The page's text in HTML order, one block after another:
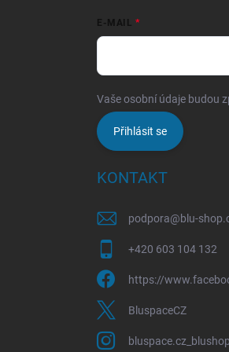
E-MAIL
Vaše osobní údaje budou
Přihlásit se
KONTAKT
podpora@blu-
+420 603 104 132
https://
BluspaceCZ